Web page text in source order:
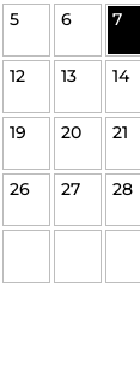
5 6 7
12 13 14
19 20 21
26 27 28